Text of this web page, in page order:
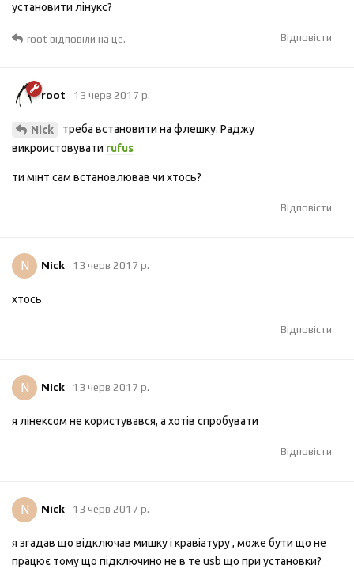
установити лінукс?
Відповісти
root відповіли на це.
root 13 черв 2017 р.
Nick
треба встановити на флешку. Раджу
викроистовувати rufus
ти мінт сам встановлював чи хтось?
Відповісти
N Nick 13 черв 2017 р.
хтось
Відповісти
N Nick 13 черв 2017 р.
я лінексом не користувався, а хотів спробувати
Відповісти
N Nick 13 черв 2017 р.
я згадав що відключав мишку і кравіатуру , може бути що не
працює тому що підключино не в те usb що при установки?